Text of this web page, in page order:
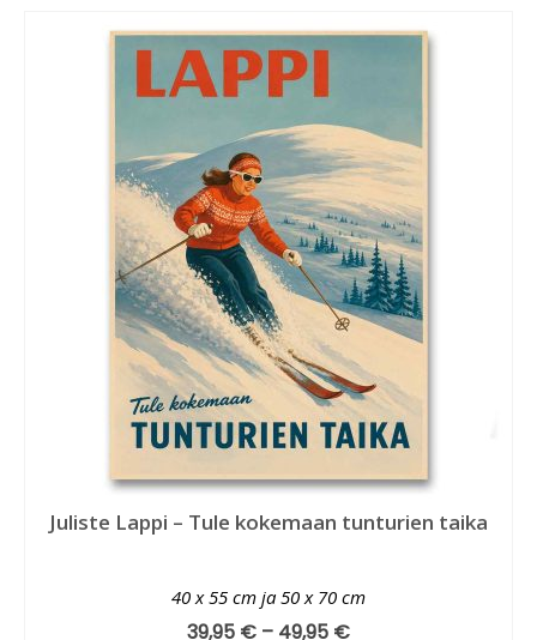
Juliste Lappi – Tule kokemaan tunturien taika
40 x 55 cm ja 50 x 70 cm
39,95 € – 49,95 €